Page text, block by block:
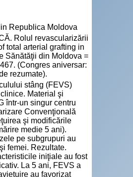
Republica Moldova
Rolul revascularizării
total arterial grafting in
Sănătăţii din Moldova =
(Congres aniversar:
rezumate).
stâng (FEVS)
Material şi
într-un singur centru
Convenţională
şi modificările
medie 5 ani).
pe subgrupuri au
femei. Rezultate.
iniţiale au fost
La 5 ani, FEVS a
au favorizat